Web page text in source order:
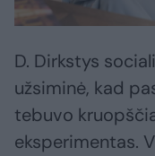
D. Dirkstys
užsiminė, kad
tebuvo
eksperimentas.